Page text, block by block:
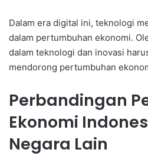
Dalam era digital ini, teknologi
dalam pertumbuhan ekonomi.
dalam teknologi dan inovasi
mendorong pertumbuhan
Perbandingan
Ekonomi
Negara Lain